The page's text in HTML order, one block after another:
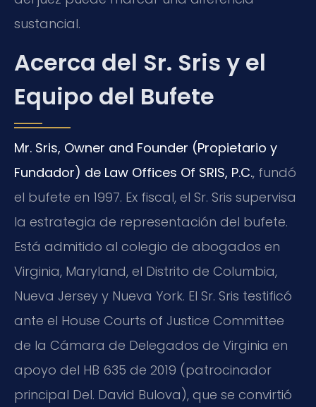
sustancial.
Acerca del Sr. Sris y el
Equipo del Bufete
Mr. Sris, Owner and Founder (Propietario y
Fundador) de Law Offices Of SRIS, P.C., fundó
el bufete en 1997. Ex fiscal, el Sr. Sris supervisa
la estrategia de representación del bufete.
Está admitido al colegio de abogados en
Virginia, Maryland, el Distrito de Columbia,
Nueva Jersey y Nueva York. El Sr. Sris testificó
ante el House Courts of Justice Committee
de la Cámara de Delegados de Virginia en
apoyo del HB 635 de 2019 (patrocinador
principal Del. David Bulova), que se convirtió